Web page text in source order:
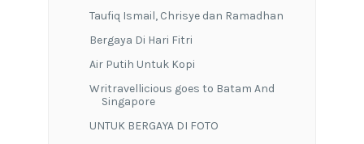
Taufiq Ismail, Chrisye dan Ramadhan
Bergaya Di Hari Fitri
Air Putih Untuk Kopi
Writravellicious goes to Batam And
Singapore
UNTUK BERGAYA DI FOTO